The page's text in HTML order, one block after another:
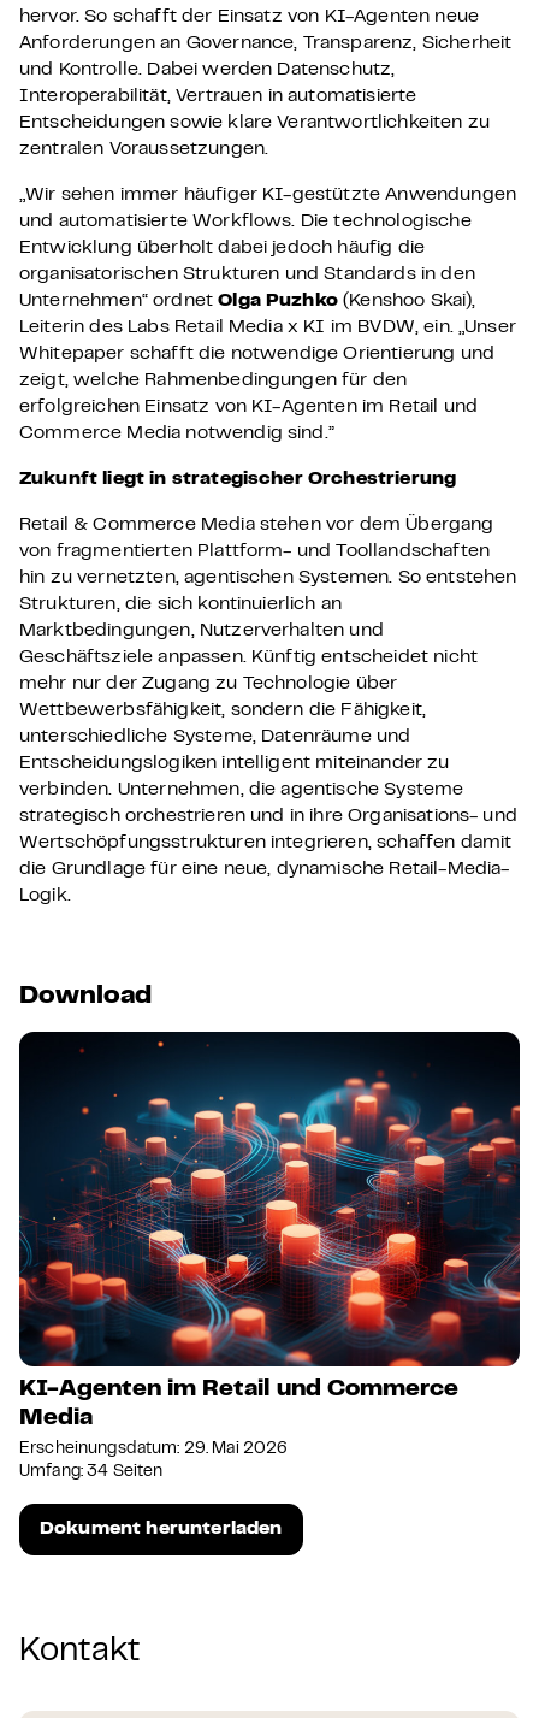
hervor. So schafft der Einsatz von KI-Agenten neue
Anforderungen an Governance, Transparenz, Sicherheit
und Kontrolle. Dabei werden Datenschutz,
Interoperabilität, Vertrauen in automatisierte
Entscheidungen sowie klare Verantwortlichkeiten zu
zentralen Voraussetzungen.
„Wir sehen immer häufiger KI-gestützte Anwendungen
und automatisierte Workflows. Die technologische
Entwicklung überholt dabei jedoch häufig die
organisatorischen Strukturen und Standards in den
Unternehmen“ ordnetOlga Puzhko(Kenshoo Skai),
Leiterin des Labs Retail Media x KI im BVDW, ein. „Unser
Whitepaper schafft die notwendige Orientierung und
zeigt, welche Rahmenbedingungen für den
erfolgreichen Einsatz von KI-Agenten im Retail und
Commerce Media notwendig sind.”
Zukunft liegt in strategischer Orchestrierung
Retail & Commerce Media stehen vor dem Übergang
von fragmentierten Plattform- und Toollandschaften
hin zu vernetzten, agentischen Systemen. So entstehen
Strukturen, die sich kontinuierlich an
Marktbedingungen, Nutzerverhalten und
Geschäftsziele anpassen. Künftig entscheidet nicht
mehr nur der Zugang zu Technologie über
Wettbewerbsfähigkeit, sondern die Fähigkeit,
unterschiedliche Systeme, Datenräume und
Entscheidungslogiken intelligent miteinander zu
verbinden. Unternehmen, die agentische Systeme
strategisch orchestrieren und in ihre Organisations- und
Wertschöpfungsstrukturen integrieren, schaffen damit
die Grundlage für eine neue, dynamische Retail-Media-
Logik.
Download
KI-Agenten im Retail und Commerce
Media
Erscheinungsdatum: 29. Mai 2026
Umfang: 34 Seiten
Dokument herunterladen
Kontakt